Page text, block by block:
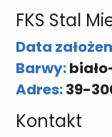
FKS Stal
Data
Barwy:
Adres:39-
Kontakt